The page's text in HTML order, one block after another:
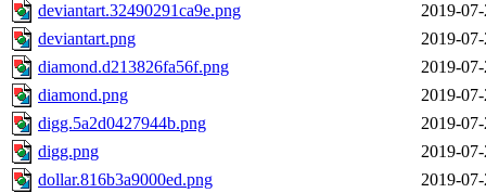
deviantart.32490291ca9e.png
2019-
deviantart.png
2019-
diamond.d213826fa56f.png
2019-
diamond.png
2019-
digg.5a2d0427944b.png
2019-
digg.png
2019-
dollar.816b3a9000ed.png
2019-